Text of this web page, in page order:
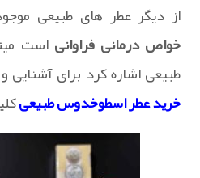
از دیگر عطر های طبیعی
خواص درمانی فراوانی است
طبیعی اشاره کرد برای
خرید عطر اسطوخدوس طبیعی